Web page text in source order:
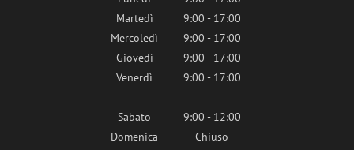
Martedì
9:00 - 17:00
Mercoledì
9:00 - 17:00
Giovedì
9:00 - 17:00
Venerdì
9:00 - 17:00
Sabato
9:00 - 12:00
Domenica
Chiuso